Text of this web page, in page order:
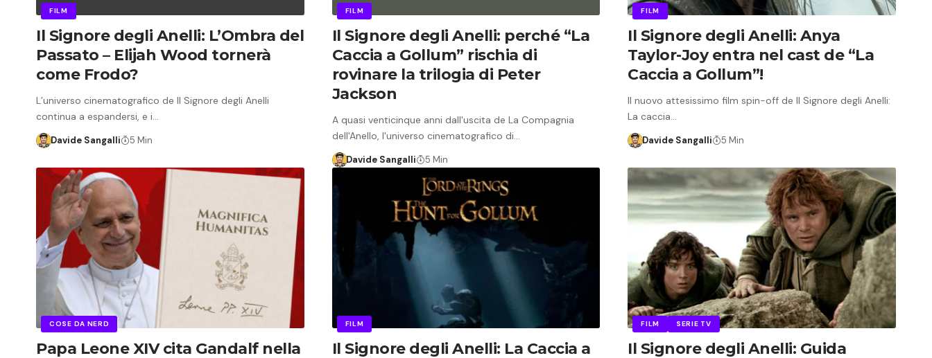
FILM
Il Signore degli Anelli: L’Ombra del
Passato – Elijah Wood tornerà
come Frodo?
L’universo cinematografico de Il Signore degli Anelli
continua a espandersi, e i…
Davide Sangalli 5 Min
FILM
Il Signore degli Anelli: perché “La
Caccia a Gollum” rischia di
rovinare la trilogia di Peter
Jackson
A quasi venticinque anni dall'uscita de La Compagnia
dell'Anello, l'universo cinematografico di…
Davide Sangalli 5 Min
FILM
Il Signore degli Anelli: Anya
Taylor-Joy entra nel cast de “La
Caccia a Gollum”!
Il nuovo attesissimo film spin-off de Il Signore degli Anelli:
La caccia…
Davide Sangalli 5 Min
COSE DA NERD
Papa Leone XIV cita Gandalf nella
FILM
Il Signore degli Anelli: La Caccia a
FILM SERIE TV
Il Signore degli Anelli: Guida